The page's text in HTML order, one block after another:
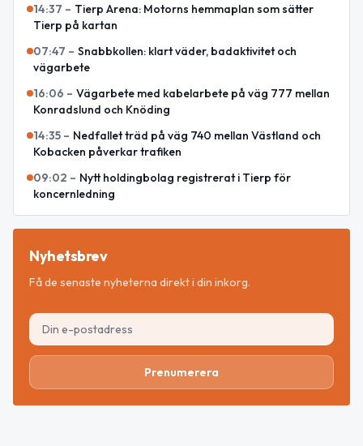
14:37 – Tierp Arena: Motorns hemmaplan som sätter
Tierp på kartan
07:47 – Snabbkollen: klart väder, badaktivitet och
vägarbete
16:06 – Vägarbete med kabelarbete på väg 777 mellan
Konradslund och Knöding
14:35 – Nedfallet träd på väg 740 mellan Västland och
Kobacken påverkar trafiken
09:02 – Nytt holdingbolag registrerat i Tierp för
koncernledning
Nyhetsbrev
Få de senaste nyheterna direkt i din inkorg.
Prenumerera